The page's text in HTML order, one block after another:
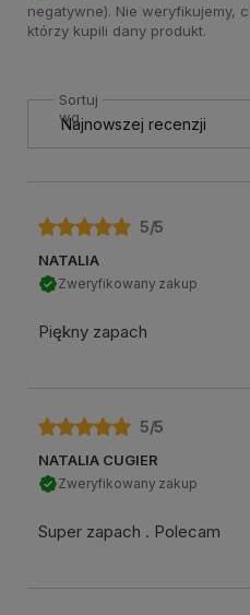
negatywne). Nie weryfikujemy,
którzy kupili dany produkt.
Sortuj
wg
5/5
NATALIA
Zweryfikowany zakup
Piękny zapach
5/5
NATALIA CUGIER
Zweryfikowany zakup
Super zapach . Polecam